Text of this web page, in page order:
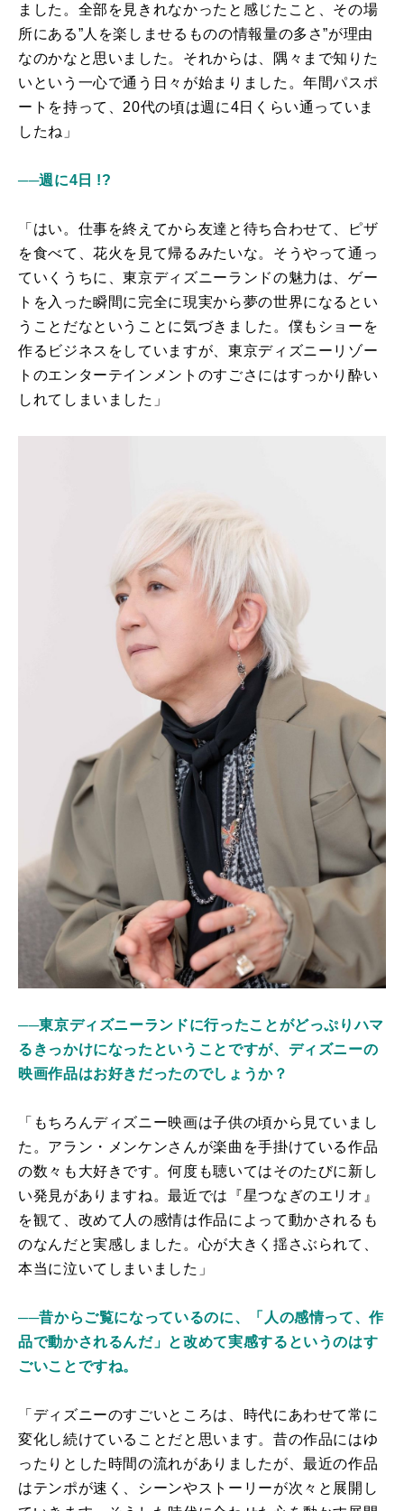
ました。全部を見きれなかったと感じたこと、その場
所にある”人を楽しませるものの情報量の多さ”が理由
なのかなと思いました。それからは、隅々まで知りた
いという一心で通う日々が始まりました。年間パスポ
ートを持って、20代の頃は週に4日くらい通っていま
したね」
──週に4日 !?
「はい。仕事を終えてから友達と待ち合わせて、ピザ
を食べて、花火を見て帰るみたいな。そうやって通っ
ていくうちに、東京ディズニーランドの魅力は、ゲー
トを入った瞬間に完全に現実から夢の世界になるとい
うことだなということに気づきました。僕もショーを
作るビジネスをしていますが、東京ディズニーリゾー
トのエンターテインメントのすごさにはすっかり酔い
しれてしまいました」
──東京ディズニーランドに行ったことがどっぷりハマ
るきっかけになったということですが、ディズニーの
映画作品はお好きだったのでしょうか？
「もちろんディズニー映画は子供の頃から見ていまし
た。アラン・メンケンさんが楽曲を手掛けている作品
の数々も大好きです。何度も聴いてはそのたびに新し
い発見がありますね。最近では『星つなぎのエリオ』
を観て、改めて人の感情は作品によって動かされるも
のなんだと実感しました。心が大きく揺さぶられて、
本当に泣いてしまいました」
──昔からご覧になっているのに、「人の感情って、作
品で動かされるんだ」と改めて実感するというのはす
ごいことですね。
「ディズニーのすごいところは、時代にあわせて常に
変化し続けていることだと思います。昔の作品にはゆ
ったりとした時間の流れがありましたが、最近の作品
はテンポが速く、シーンやストーリーが次々と展開し